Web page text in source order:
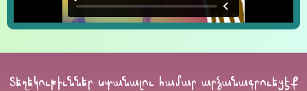
Տեղեկութիւններ ստանալու համար արձանագրուեցէք